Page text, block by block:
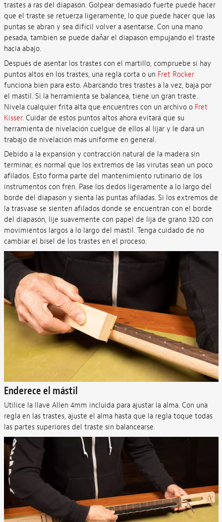
trastes a ras del diapasón. Golpear demasiado fuerte puede hacer
que el traste se retuerza ligeramente, lo que puede hacer que las
puntas se abran y sea difícil volver a asentarse. Con una mano
pesada, también se puede dañar el diapasón empujando el traste
hacia abajo.
Después de asentar los trastes con el martillo, compruebe si hay
puntos altos en los trastes, una regla corta o un Fret Rocker
funciona bien para esto. Abarcando tres trastes a la vez, baja por
el mástil. Si la herramienta se balancea, tiene un gran traste.
Nivela cualquier frita alta que encuentres con un archivo o Fret
Kisser. Cuidar de estos puntos altos ahora evitará que su
herramienta de nivelación cuelgue de ellos al lijar y le dará un
trabajo de nivelación más uniforme en general.
Debido a la expansión y contracción natural de la madera sin
terminar, es normal que los extremos de las virutas sean un poco
afilados. Esto forma parte del mantenimiento rutinario de los
instrumentos con frén. Pase los dedos ligeramente a lo largo del
borde del diapasón y sienta las puntas afiladas. Si los extremos de
la trasvase se sienten afilados donde se encuentran con el borde
del diapasón, lije suavemente con papel de lija de grano 320 con
movimientos largos a lo largo del mástil. Tenga cuidado de no
cambiar el bisel de los trastes en el proceso.
Enderece el mástil
Utilice la llave Allen 4mm incluida para ajustar la alma. Con una
regla en las trastes, ajuste el alma hasta que la regla toque todas
las partes superiores del traste sin balancearse.